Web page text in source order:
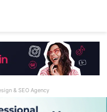
& SEO Agency